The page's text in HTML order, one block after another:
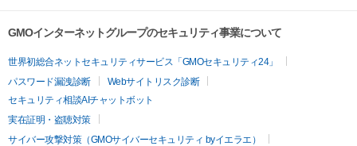
GMOインターネットグループのセキュリティ事業について
世界初総合ネットセキュリティサービス「GMOセキュリティ24」
パスワード漏洩診断
Webサイトリスク診断
セキュリティ相談AIチャットボット
実在証明・盗聴対策
サイバー攻撃対策（GMOサイバーセキュリティ byイエラエ）